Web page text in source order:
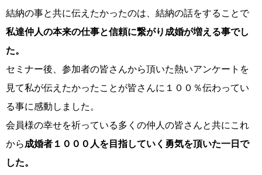
鹿児島店 佐世保店
結納の事と共に伝えたかったのは、結納の話をすることで
私達仲人の本来の仕事と信頼に繋がり成婚が増える事でし
た。
セミナー後、参加者の皆さんから頂いた熱いアンケートを
見て私が伝えたかったことが皆さんに１００％伝わってい
る事に感動しました。
会員様の幸せを祈っている多くの仲人の皆さんと共にこれ
から成婚者１０００人を目指していく勇気を頂いた一日で
した。